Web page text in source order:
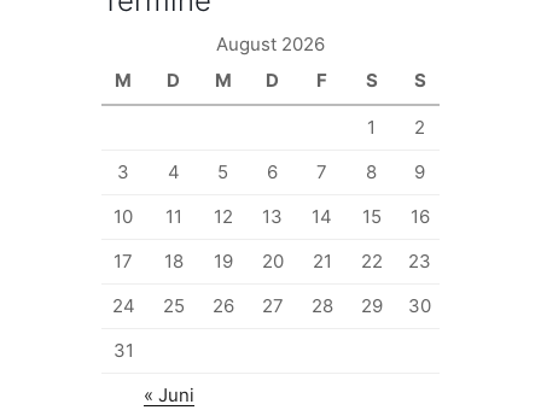
August 2026
M
D M D F S S
1
2
3
4 5 6 7 8
9
10
11 12 13 14 15
16
17
18 19 20 21 22
23
24
25 26 27 28 29
30
31
« Juni